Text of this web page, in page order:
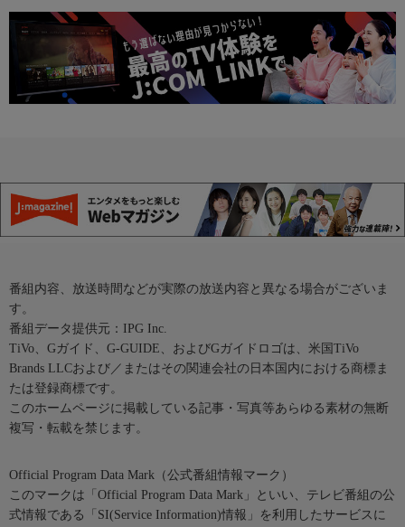
番組内容、放送時間などが実際の放送内容と異なる場合がございま
す。
番組データ提供元：IPG Inc.
TiVo、Gガイド、G-GUIDE、およびGガイドロゴは、米国TiVo
Brands LLCおよび／またはその関連会社の日本国内における商標ま
たは登録商標です。
このホームページに掲載している記事・写真等あらゆる素材の無断
複写・転載を禁じます。
Official Program Data Mark（公式番組情報マーク）
このマークは「Official Program Data Mark」といい、テレビ番組の公
式情報である「SI(Service Information)情報」を利用したサービスに